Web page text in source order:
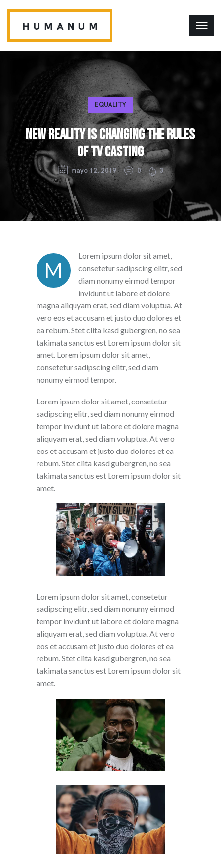
EQUALITY
NEW REALITY IS CHANGING THE RULES
OF TV CASTING
mayo 12, 2019 0 3
M
Lorem ipsum dolor sit amet,
consetetur sadipscing elitr, sed
diam nonumy eirmod tempor
invidunt ut labore et dolore
magna aliquyam erat, sed diam voluptua. At
vero eos et accusam et justo duo dolores et
ea rebum. Stet clita kasd gubergren, no sea
takimata sanctus est Lorem ipsum dolor sit
amet. Lorem ipsum dolor sit amet,
consetetur sadipscing elitr, sed diam
nonumy eirmod tempor.
Lorem ipsum dolor sit amet, consetetur
sadipscing elitr, sed diam nonumy eirmod
tempor invidunt ut labore et dolore magna
aliquyam erat, sed diam voluptua. At vero
eos et accusam et justo duo dolores et ea
rebum. Stet clita kasd gubergren, no sea
takimata sanctus est Lorem ipsum dolor sit
amet.
Lorem ipsum dolor sit amet, consetetur
sadipscing elitr, sed diam nonumy eirmod
tempor invidunt ut labore et dolore magna
aliquyam erat, sed diam voluptua. At vero
eos et accusam et justo duo dolores et ea
rebum. Stet clita kasd gubergren, no sea
takimata sanctus est Lorem ipsum dolor sit
amet.